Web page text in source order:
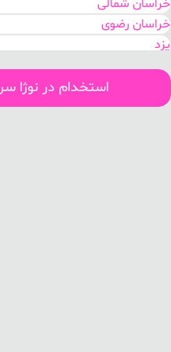
خراسان شمالی
خراسان رضوی
یزد
کرمان
کهگیلویه و بویر احمد
استخدام در نوژا